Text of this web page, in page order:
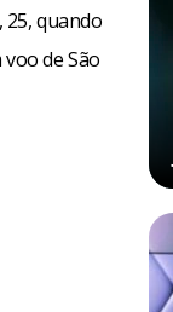
quando
de São